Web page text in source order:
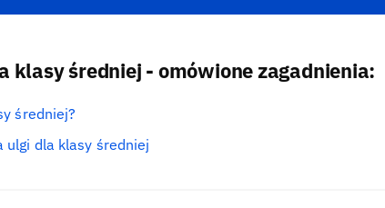
klasy średniej - omówione zagadnienia:
średniej?
ulgi dla klasy średniej